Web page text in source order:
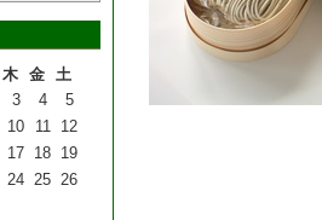
木 金
土
3 4
5
10 11
12
17 18 19
24 25 26